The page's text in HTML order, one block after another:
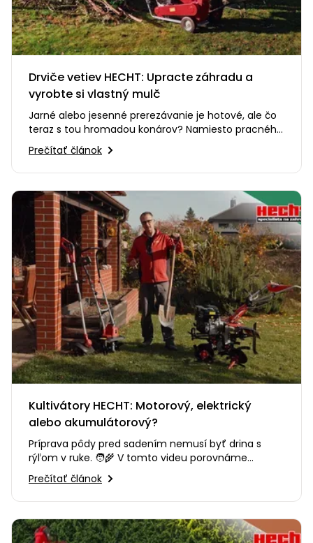
Drviče vetiev HECHT: Upracte záhradu a
vyrobte si vlastný mulč
Jarné alebo jesenné prerezávanie je hotové, ale čo
teraz s tou hromadou konárov? Namiesto pracného
odvážania alebo…
Prečítať článok
Kultivátory HECHT: Motorový, elektrický
alebo akumulátorový?
Príprava pôdy pred sadením nemusí byť drina s
rýľom v ruke. 🧑‍🌾 V tomto videu porovnáme
kultivátory HECHT a pomôžeme…
Prečítať článok